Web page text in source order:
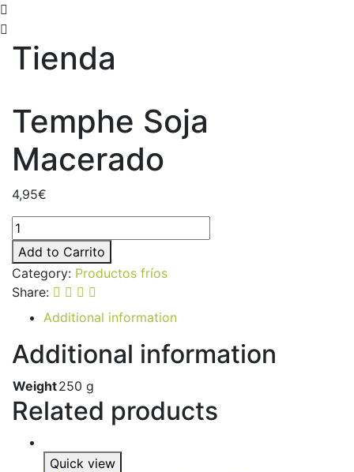
Tienda
Temphe Soja
Macerado
4,95€
Add to Carrito
Category: Productos fríos
Share:
Additional information
Additional information
Weight250 g
Related products
Quick view